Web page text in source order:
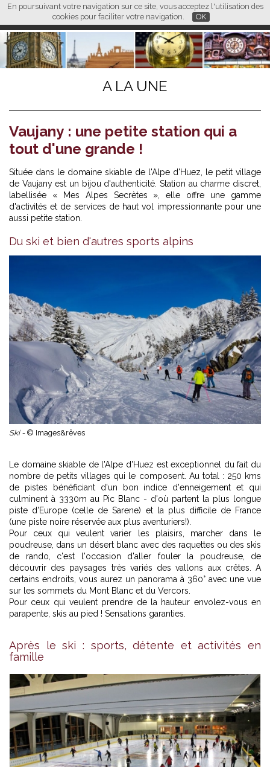
En poursuivant votre navigation sur ce site, vous acceptez l'utilisation des
cookies pour faciliter votre navigation.
OK
FR EN CN
L M
A LA UNE
Vaujany : une petite station qui a
tout d'une grande !
Située dans le domaine skiable de l'Alpe d'Huez, le petit village
de Vaujany est un bijou d'authenticité. Station au charme discret,
labellisée « Mes Alpes Secrètes », elle offre une gamme
d'activités et de services de haut vol impressionnante pour une
aussi petite station.
Du ski et bien d'autres sports alpins
Ski - © Images&rêves
Le domaine skiable de l'Alpe d'Huez est exceptionnel du fait du
nombre de petits villages qui le composent. Au total : 250 kms
de pistes bénéficiant d'un bon indice d'enneigement et qui
culminent à 3330m au Pic Blanc - d'où partent la plus longue
piste d'Europe (celle de Sarene) et la plus difficile de France
(une piste noire réservée aux plus aventuriers!).
Pour ceux qui veulent varier les plaisirs, marcher dans le
poudreuse, dans un désert blanc avec des raquettes ou des skis
de rando, c'est l'occasion d'aller fouler la poudreuse, de
découvrir des paysages très variés des vallons aux crêtes. A
certains endroits, vous aurez un panorama à 360° avec une vue
sur les sommets du Mont Blanc et du Vercors.
Pour ceux qui veulent prendre de la hauteur envolez-vous en
parapente, skis au pied ! Sensations garanties.
Après le ski : sports, détente et activités en
famille
Piscine de Vaujany